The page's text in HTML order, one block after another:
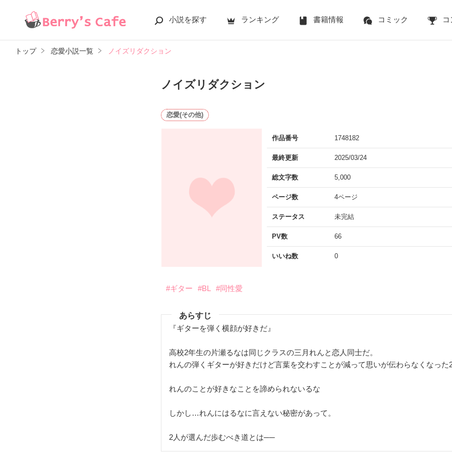
小説を探す ランキング 書籍情報 コミック
トップ 恋愛小説一覧 ノイズリダクション
ノイズリダクション
恋愛(その他)
作品番号 1748182
最終更新 2025/03/24
総文字数 5,000
ページ数 4ページ
ステータス 未完結
PV数 66
いいね数 0
#ギター #BL #同性愛
あらすじ
『ギターを弾く横顔が好きだ』
高校2年生の片瀬るなは同じクラスの三月れんと恋人同士だ。
れんの弾くギターが好きだけど言葉を交わすことが減って思いが伝わらなくなった
れんのことが好きなことを諦められないるな
しかし…れんにはるなに言えない秘密があって。
2人が選んだ歩むべき道とは──